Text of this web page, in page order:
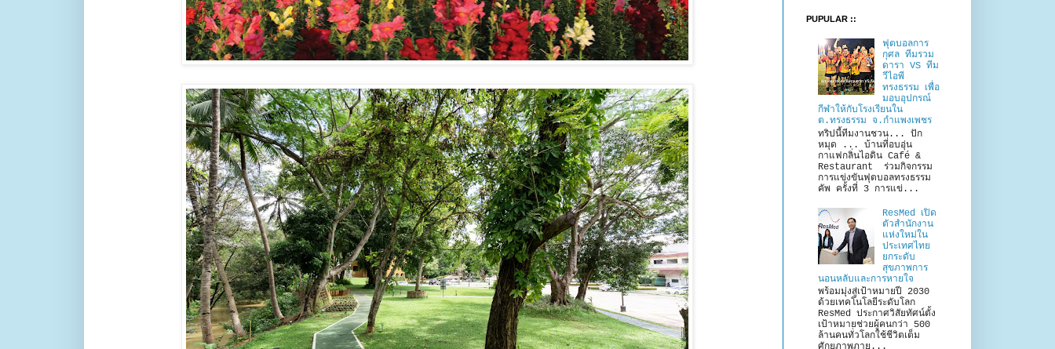
PUPULAR ::
ฟุตบอลการ
กุศล ทีมรวม
ดารา VS ทีม
วีไอพี
ทรงธรรม เพื่อ
มอบอุปกรณ์
กีฬาให้กับโรงเรียนใน
ต.ทรงธรรม จ.กำแพงเพชร
ทริปนี้ทีมงานชวน... ปัก
หมุด ... บ้านที่อบอุ่น
กาแฟกลิ่นไอดิน Café &
Restaurant ร่วมกิจกรรม
การแข่งขันฟุตบอลทรงธรรม
คัพ ครั้งที่ 3 การแข่...
ResMed เปิด
ตัวสำนักงาน
แห่งใหม่ใน
ประเทศไทย
ยกระดับ
สุขภาพการ
นอนหลับและการหายใจ
พร้อมมุ่งสู่เป้าหมายปี 2030
ด้วยเทคโนโลยีระดับโลก
ResMed ประกาศวิสัยทัศน์ตั้ง
เป้าหมายช่วยผู้คนกว่า 500
ล้านคนทั่วโลกใช้ชีวิตเต็ม
ศักยภาพภาย...